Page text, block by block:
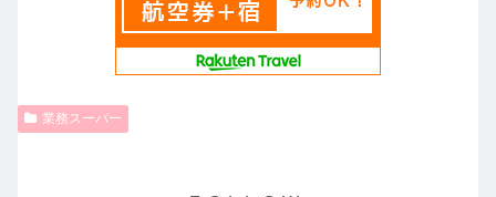
業務スーパー